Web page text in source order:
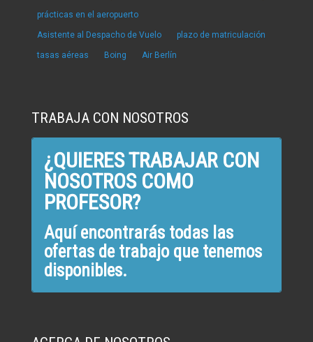
prácticas en el aeropuerto
Asistente al Despacho de Vuelo plazo de matriculación
tasas aéreas Boing Air Berlín
TRABAJA CON NOSOTROS
¿QUIERES TRABAJAR CON
NOSOTROS COMO
PROFESOR?
Aquí encontrarás todas las
ofertas de trabajo que tenemos
disponibles.